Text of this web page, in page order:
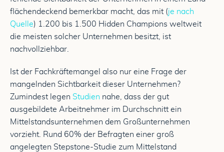
flächendeckend bemerkbar macht, das mit (je nach
Quelle) 1.200 bis 1.500 Hidden Champions weltweit
die meisten solcher Unternehmen besitzt, ist
nachvollziehbar.
Ist der Fachkräftemangel also nur eine Frage der
mangelnden Sichtbarkeit dieser Unternehmen?
Zumindest legen Studien nahe, dass der gut
ausgebildete Arbeitnehmer im Durchschnitt ein
Mittelstandsunternehmen dem Großunternehmen
vorzieht. Rund 60% der Befragten einer groß
angelegten Stepstone-Studie zum Mittelstand